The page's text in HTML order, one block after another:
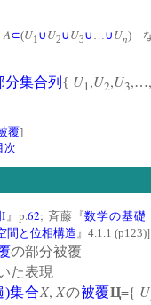
A⊂(U1 ∪ U2∪ U3∪ …∪ Un)
分集合列 { U1,U2,U3,…,
覆]
次
I 』p.62; 斉藤『数学の基礎
間と位相構造 』 4.1.1 (p123)]
の部分被覆
た表現
)集合X, Xの被覆Ц={ U